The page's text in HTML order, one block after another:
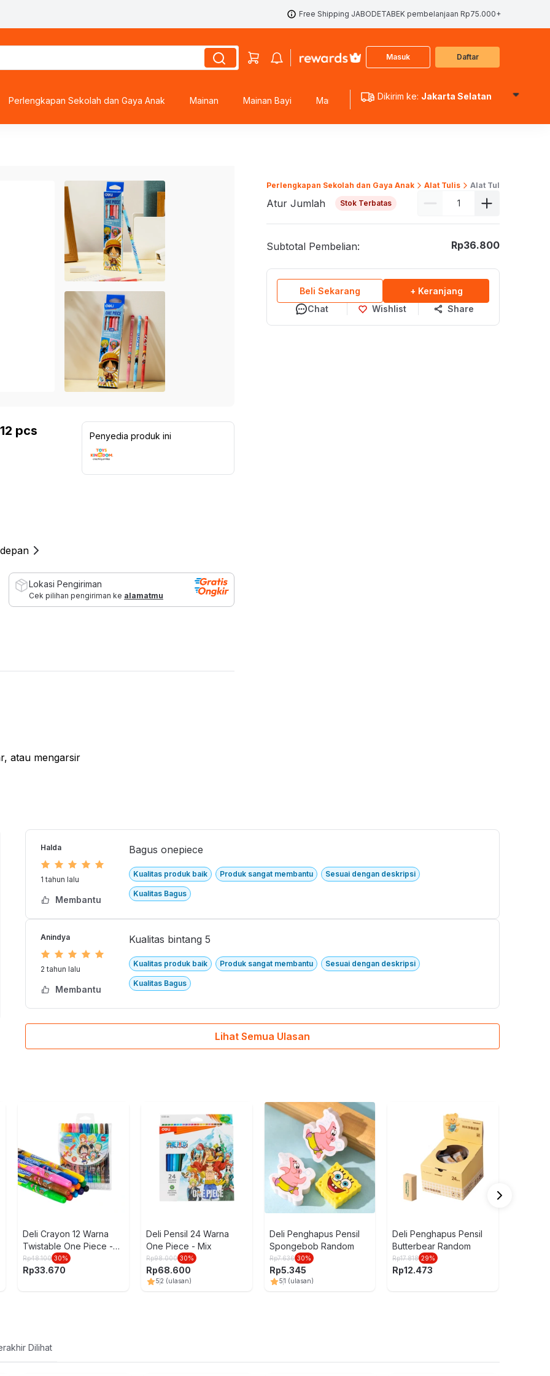
Free Shipping JABODETABEK pembelanjaan Rp75.000+
Masuk Daftar
Perlengkapan Sekolah dan Gaya Anak Mainan Mainan Bayi Mainan Edukasi Mainan Koleksi Mainan
Dikirim ke: Jakarta Selatan
pcs
Penyedia produk ini
Lokasi Pengiriman
Cek pilihan pengiriman ke alamatmu
atau mengarsir
sesuai ketersediaan barang
OP ASST EC002-2B
Perlengkapan Sekolah dan Gaya Anak Alat Tulis Alat Tulis
Atur Jumlah Stok Terbatas
Subtotal Pembelian: Rp36.800
Beli Sekarang
+ Keranjang
Chat
Wishlist Share
Halda
1 tahun lalu
Membantu
Bagus onepiece
Kualitas produk baik Produk sangat membantu Sesuai dengan deskripsi
Kualitas Bagus
Anindya
2 tahun lalu
Membantu
Kualitas bintang 5
Kualitas produk baik Produk sangat membantu Sesuai dengan deskripsi
Kualitas Bagus
Lihat Semua Ulasan
Deli Crayon 12 Warna
Twistable One Piece -
Mix
Rp48.100 30%
Rp33.670
Deli Pensil 24 Warna
One Piece - Mix
Rp98.000 30%
Rp68.600
52 (ulasan)
Deli Penghapus Pensil
Spongebob Random
Rp7.636 30%
Rp5.345
51 (ulasan)
Deli Penghapus Pensil
Butterbear Random
Rp17.818 29%
Rp12.473
Dilihat